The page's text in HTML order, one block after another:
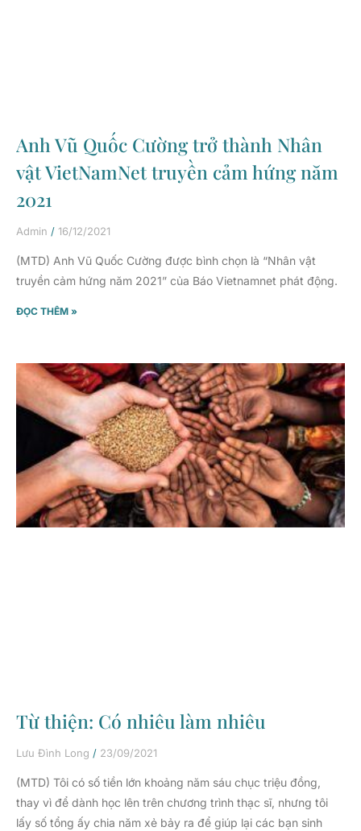
Anh Vũ Quốc Cường trở thành Nhân
vật VietNamNet truyền cảm hứng năm
2021
Admin 16/12/2021
(MTD) Anh Vũ Quốc Cường được bình chọn là “Nhân vật
truyền cảm hứng năm 2021” của Báo Vietnamnet phát động.
ĐỌC THÊM »
Từ thiện: Có nhiêu làm nhiêu
Lưu Đình Long 23/09/2021
(MTD) Tôi có số tiền lớn khoảng năm sáu chục triệu đồng,
thay vì để dành học lên trên chương trình thạc sĩ, nhưng tôi
lấy số tổng ấy chia năm xẻ bảy ra để giúp lại các bạn sinh